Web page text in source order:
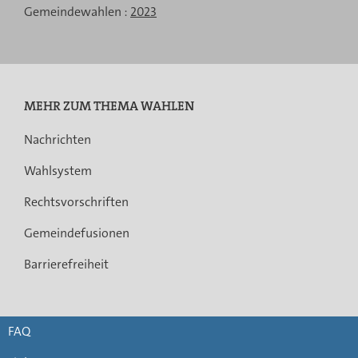
navigation
Gemeindewahlen : 2023
MEHR ZUM THEMA WAHLEN
Nachrichten
Wahlsystem
Rechtsvorschriften
Gemeindefusionen
Barrierefreiheit
FAQ